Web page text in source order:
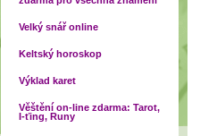
Velký snář online
Keltský horoskop
Výklad karet
Věštění on-line zdarma: Tarot,
I-ťing, Runy